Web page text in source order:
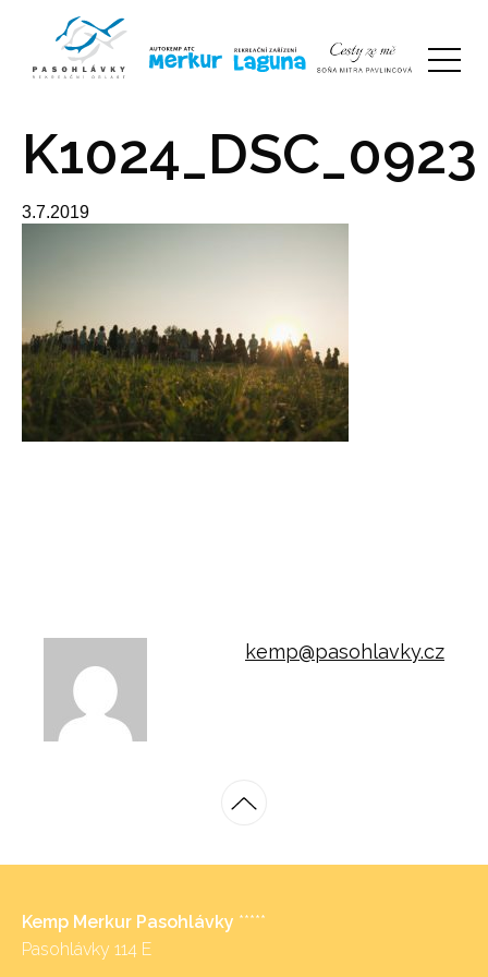
K1024_DSC_0923
3.7.2019
kemp@pasohlavky.cz
Kemp Merkur Pasohlávky *****
Pasohlávky 114 E